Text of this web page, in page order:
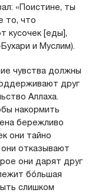
«Поистине, ты
то, что
кусочек [еды],
и Муслим).
чувства должны
друг
Аллаха.
накормить
бережливо
они тайно
отказывают
они дарят друг
бóльшая
слишком